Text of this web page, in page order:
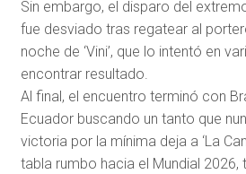
Sin embargo, el disparo del
fue desviado tras regatear al
noche de ‘Vini’, que lo intentó en
encontrar resultado.
Al final, el encuentro terminó con
Ecuador buscando un tanto que
victoria por la mínima deja a ‘La
tabla rumbo hacia el Mundial 2026,